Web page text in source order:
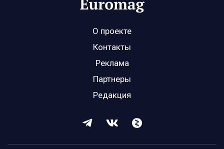
О проекте
Контакты
Реклама
Партнеры
Редакция